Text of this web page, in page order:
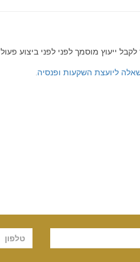
ייעוץ מוסמך לפני לפני ביצוע
ליועצת השקעות ופנסיה